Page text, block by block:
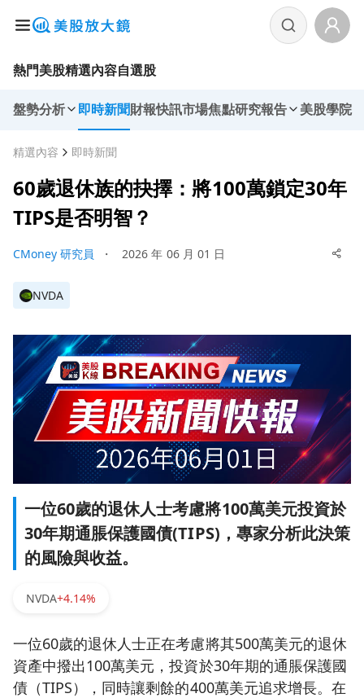
熱門美股精選內容自選股
盤勢分析 即時新聞財報快訊市場焦點研究報告 美股學院
精選內容 即時新聞
60歲退休族的抉擇：將100萬鎖定30年
TIPS是否明智？
CMoney 研究員 ・ 2026 年 06 月 01 日
NVDA
一位60歲的退休人士考慮將100萬美元投資於
30年期通脹保護國債(TIPS)，專家分析此決策
的風險與收益。
NVDA+4.14%
一位60歲的退休人士正在考慮將其500萬美元的退休
資產中撥出100萬美元，投資於30年期的通脹保護國
債（TIPS），同時讓剩餘的400萬美元追求增長。在